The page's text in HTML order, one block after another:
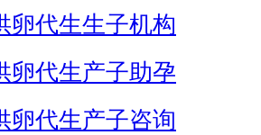
卵代生生子机构
卵代生产子助孕
卵代生产子咨询